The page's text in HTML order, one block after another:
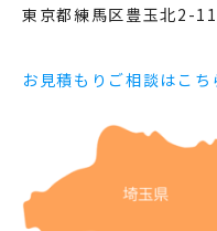
東京都練馬区豊玉北2-
お見積もりご相談はこち